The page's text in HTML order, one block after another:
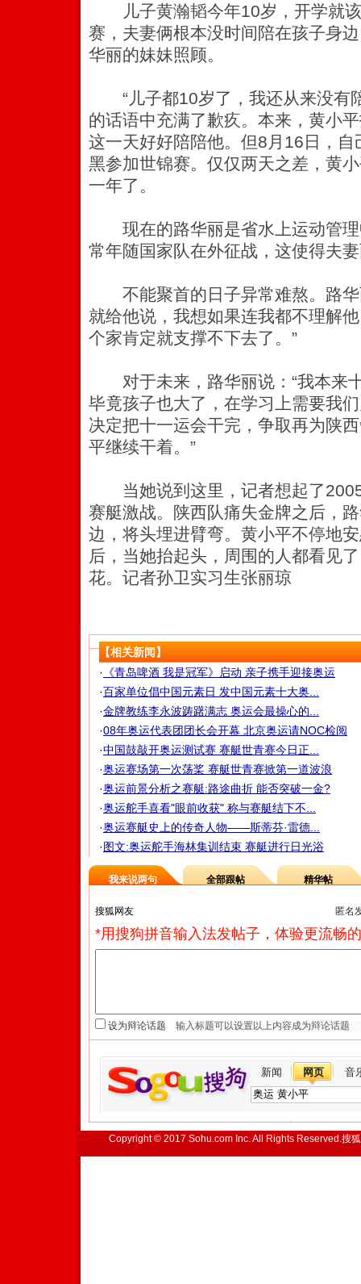
儿子黄瀚韬今年10岁，开学就该
赛，夫妻俩根本没时间陪在孩子身
华丽的妹妹照顾。
“儿子都10岁了，我还从来没有
的话语中充满了歉疚。本来，黄小
这一天好好陪陪他。但8月16日，
黑参加世锦赛。仅仅两天之差，黄
一年了。
现在的路华丽是省水上运动管理
常年随国家队在外征战，这使得夫
不能聚首的日子异常难熬。路华
就给他说，我想如果连我都不理解
个家肯定就支撑不下去了。”
对于未来，路华丽说：“我本来
毕竟孩子也大了，在学习上需要我
决定把十一运会干完，争取再为陕
平继续干着。”
当她说到这里，记者想起了2005
赛艇激战。陕西队痛失金牌之后，
边，将头埋进臂弯。黄小平不停地
后，当她抬起头，周围的人都看见
花。记者孙卫实习生张丽琼
【相关新闻】
·
《青岛啤酒 我是冠军》启动 亲子携手迎接奥运
·百家单位倡中国元素日 发中国元素十大奥...
·金牌教练李永波踌躇满志 奥运会最操心的...
·08年奥运代表团团长会开幕 北京奥运请NOC检阅
·中国鼓敲开奥运测试赛 赛艇世青赛今日正...
·奥运赛场第一次荡桨 赛艇世青赛掀第一道波浪
·奥运前景分析之赛艇:路途曲折 能否突破一金?
·奥运舵手喜看"眼前收获" 称与赛艇结下不...
·奥运赛艇史上的传奇人物——斯蒂芬·雷德...
·图文:奥运舵手海林集训结束 赛艇进行日光浴
我来说两句 全部跟帖 精华帖
匿名
*用搜狗拼音输入法发帖子，体验更流畅
设为辩论话题
新闻 网页 音
Copyright © 2017 Sohu.com Inc. All Rights Reserved.搜